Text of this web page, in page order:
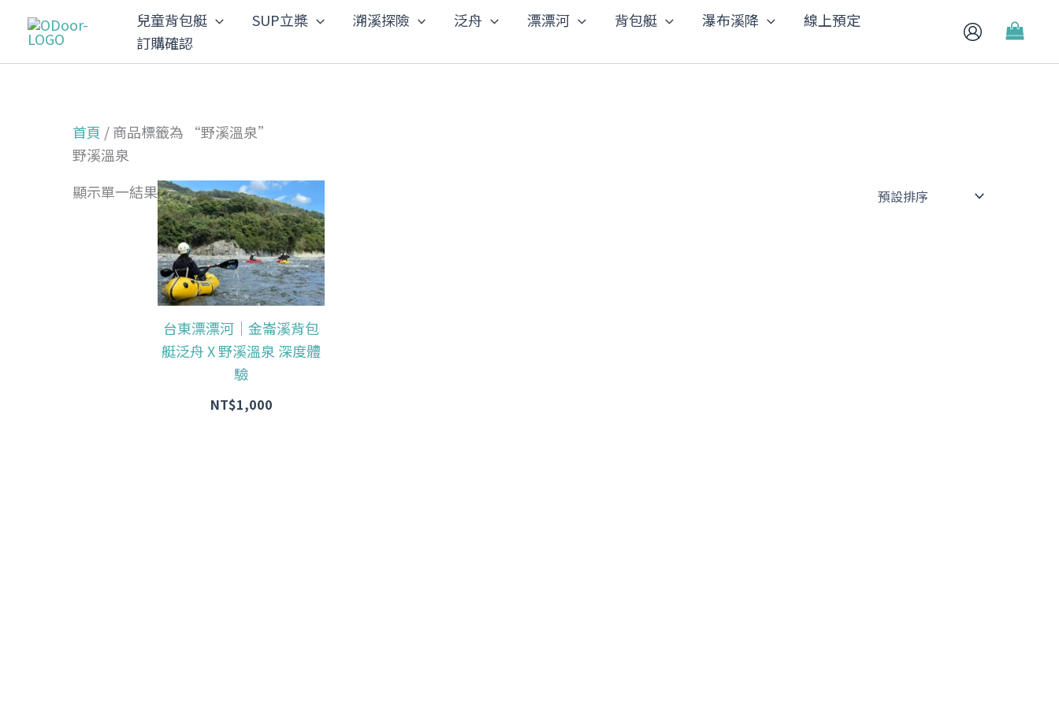
兒童背包艇 SUP立槳 溯溪探險 泛舟 漂漂河 背包艇 瀑布溪降
線上預定
訂購確認
首頁 / 商品標籤為 “野溪溫泉”
野溪溫泉
顯示單一結果
台東漂漂河｜金崙溪背包
艇泛舟 X 野溪溫泉 深度體
驗
NT$1,000